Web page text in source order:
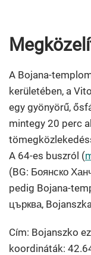
A Bojana-
kerületében, a
egy gyönyörű,
mintegy 20 perc
A 64-es buszról (
(BG: Боянско
pedig Bojana-
църква,
Cím: Bojanszko
koordináták: